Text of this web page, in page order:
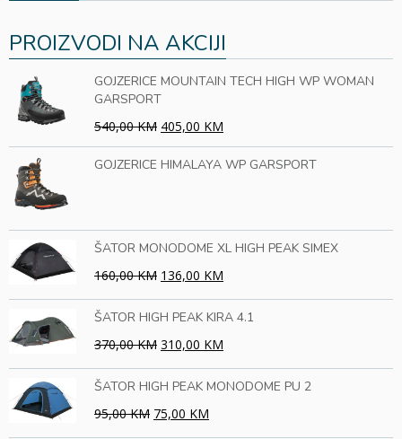
PROIZVODI NA AKCIJI
GOJZERICE MOUNTAIN TECH HIGH WP WOMAN
GARSPORT
540,00 KM 405,00 KM
GOJZERICE HIMALAYA WP GARSPORT
ŠATOR MONODOME XL HIGH PEAK SIMEX
160,00 KM 136,00 KM
ŠATOR HIGH PEAK KIRA 4.1
370,00 KM 310,00 KM
ŠATOR HIGH PEAK MONODOME PU 2
95,00 KM 75,00 KM